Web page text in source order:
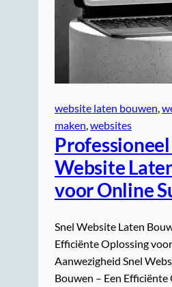
website laten bouwen
maken websites
Professioneel
Website
voor Online
Snel Website Laten
Efficiënte Oplossing
Aanwezigheid Snel
Bouwen – Een